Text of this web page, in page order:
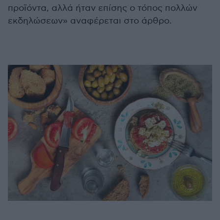
προϊόντα, αλλά ήταν επίσης ο τόπος πολλών
εκδηλώσεων» αναφέρεται στο άρθρο.